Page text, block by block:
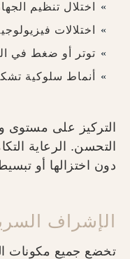
اختلال تنظيم
اختلالات
توتر أو ضغط في
أنماط سلوكية
التركيز على
التحسن. الرعاية
دون اختزالها أو
الإشراف